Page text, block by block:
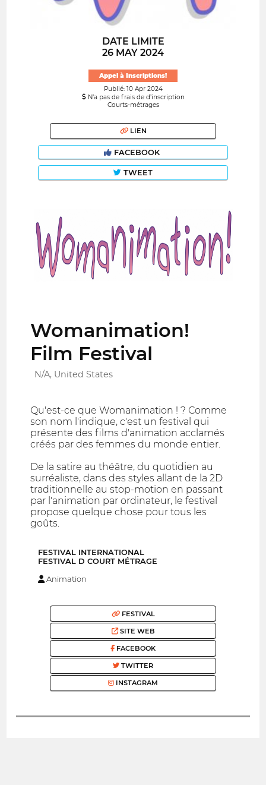
DATE LIMITE
26 MAY 2024
Appel à Inscriptions!
Publié: 10 Apr 2024
N’a pas de frais de d’inscription
Courts-métrages
LIEN
FACEBOOK
TWEET
Womanimation!
Film Festival
N/A, United States
Qu'est-ce que Womanimation ! ? Comme
son nom l'indique, c'est un festival qui
présente des films d'animation acclamés
créés par des femmes du monde entier.
De la satire au théâtre, du quotidien au
surréaliste, dans des styles allant de la 2D
traditionnelle au stop-motion en passant
par l'animation par ordinateur, le festival
propose quelque chose pour tous les
goûts.
FESTIVAL INTERNATIONAL
FESTIVAL D COURT MÉTRAGE
Animation
FESTIVAL
SITE WEB
FACEBOOK
TWITTER
INSTAGRAM